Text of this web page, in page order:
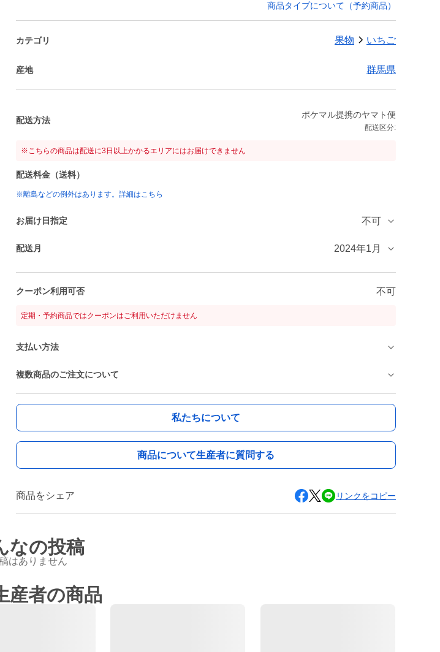
商品タイプについて（予約商品）
カテゴリ 果物 いちご
産地 群馬県
配送方法
ポケマル提携のヤマト便
配送区分:
※こちらの商品は配送に3日以上かかるエリアにはお届けできません
配送料金（送料）
※離島などの例外はあります。詳細はこちら
お届け日指定 不可
配送月 2024年1月
クーポン利用可否 不可
定期・予約商品ではクーポンはご利用いただけません
支払い方法
複数商品のご注文について
私たちについて
商品について生産者に質問する
商品をシェア リンクをコピー
なの投稿
はありません
産者の商品